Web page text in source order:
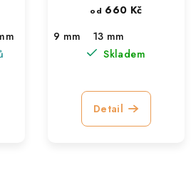
od 660 Kč
9 mm
13 mm
Skladem
Detail